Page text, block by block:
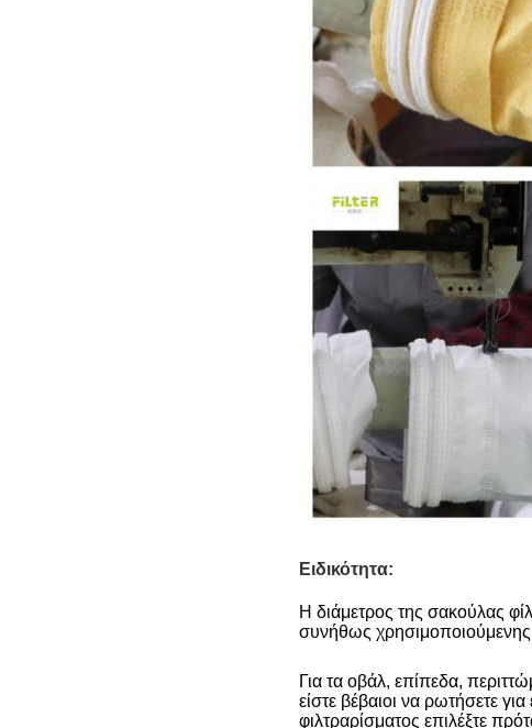
Ειδικότητα:
Η διάμετρος της σακούλας
συνήθως
Για τα οβάλ, επίπεδα,
είστε βέβαιοι να ρωτήσετε
φιλτραρίσματος επιλέξτε